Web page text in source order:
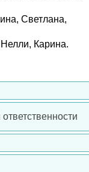
Светлана,
Карина.